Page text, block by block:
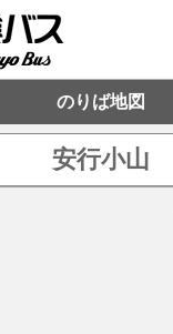
のりば地図
安行小山